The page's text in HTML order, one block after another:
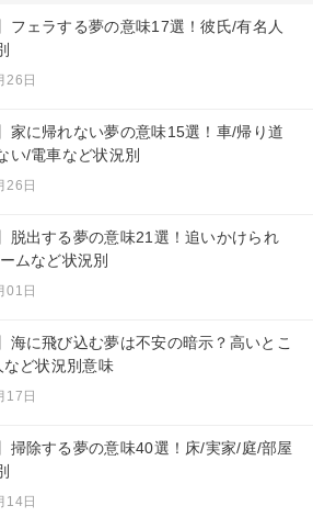
フェラする夢の意味17選！彼氏/有名人
26日
家に帰れない夢の意味15選！車/帰り道
い/電車など状況別
26日
脱出する夢の意味21選！追いかけられ
ムなど状況別
01日
海に飛び込む夢は不安の暗示？高いとこ
など状況別意味
17日
掃除する夢の意味40選！床/実家/庭/部屋
14日